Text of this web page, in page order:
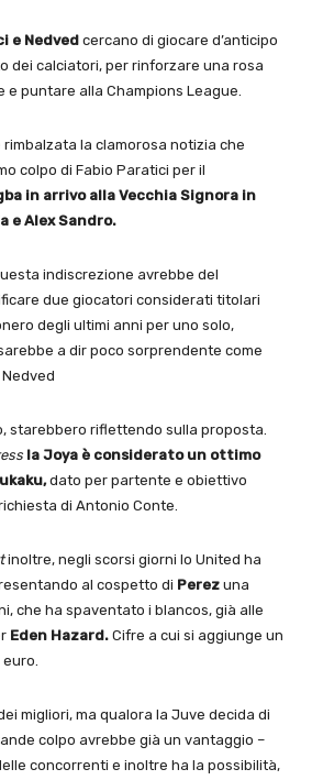
e Nedvedcercano di giocare d’anticipo
dei calciatori, per rinforzare una rosa
e puntare alla Champions League.
rimbalzata la clamorosa notizia che
colpo di Fabio Paratici per il
in arrivo alla Vecchia Signora in
e Alex Sandro.
indiscrezione avrebbe del
due giocatori considerati titolari
degli ultimi anni per uno solo,
a dir poco sorprendente come
starebbero riflettendo sulla proposta.
la Joya è considerato un ottimo
dato per partente e obiettivo
di Antonio Conte.
inoltre, negli scorsi giorni lo United ha
al cospetto di Perez una
che ha spaventato i blancos, già alle
Eden Hazard. Cifre a cui si aggiunge un
euro.
migliori, ma qualora la Juve decida di
colpo avrebbe già un vantaggio –
concorrenti e inoltre ha la possibilità,